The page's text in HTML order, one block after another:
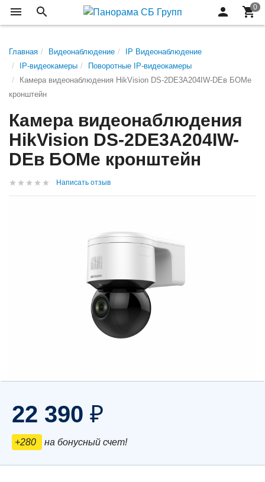
Главная Видеонаблюдение
IP Видеонаблюдение
IP-видеокамеры
Поворотные IP-видеокамеры
Камера видеонаблюдения HikVision DS-2DE3A204IW-DEв БОМе
кронштейн
Камера видеонаблюдения
HikVision DS-2DE3A204IW-
DEв БОМе кронштейн
Написать отзыв
22 390 ₽
+280 на бонусный счет!